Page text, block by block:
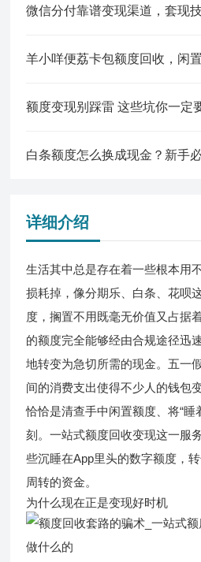
微信分付靠谱变现渠道，套现
羊小咩便荔卡包额度回收，闲
额度变现别踩雷 这些坑你一定
白条额度怎么换成现金？新手
详细介绍
生活其中总是存在着一些根本用
损耗掉，像分期乐、白条、花呗
度，搁置不用既毫无价值又占据
的额度完全能够经由合规途径迅
地转变为急切所需的现金。五一
间的消费支出使得不少人的钱包
恰恰是清查手中闲置额度、将“睡
刻。一站式额度回收变现这一服
些沉睡在App里头的数字额度，
周转的资金。
为什么现在正是变现好时机